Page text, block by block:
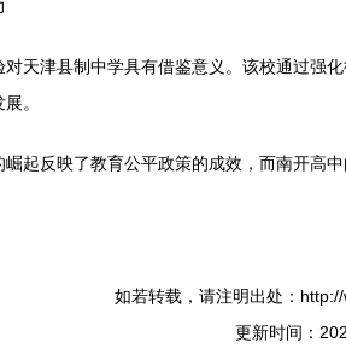
天津县制中学具有借鉴意义。该校通过
。
起反映了教育公平政策的成效，而南开
如若转载，请注明出处：
更新时间：